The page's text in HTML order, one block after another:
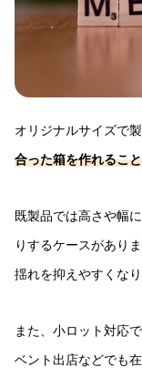
オリジナルサイズで
合った箱を作れるこ
既製品では高さや幅
りするケースがあり
揺れを抑えやすくな
また、小ロット対応
ベント出店などでも